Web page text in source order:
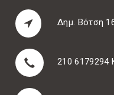
Δημ. Βότση
210 6179294